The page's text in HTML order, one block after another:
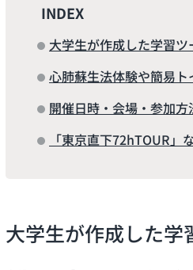
INDEX
大学生が作成した学習
心肺蘇生法体験や簡易
開催日時・会場・参加方
「東京直下72hTOUR
大学生が作成した